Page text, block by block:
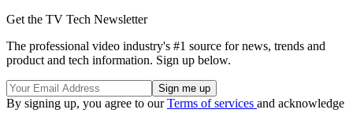
Get the TV Tech Newsletter
The professional video industry's #1 source for news, trends and
product and tech information. Sign up below.
By signing up, you agree to ourTerms of services and acknowledge